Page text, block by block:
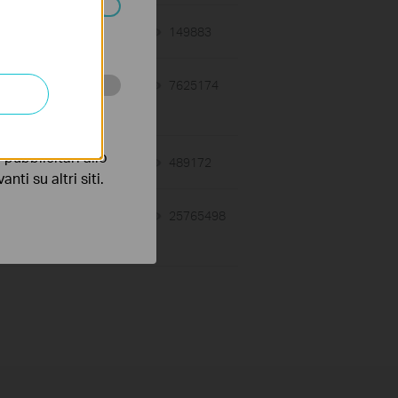
149883
06-26-2019 7625174
03-19-2013 489172
25765498
essere
di
pubblicitari allo
su altri siti.